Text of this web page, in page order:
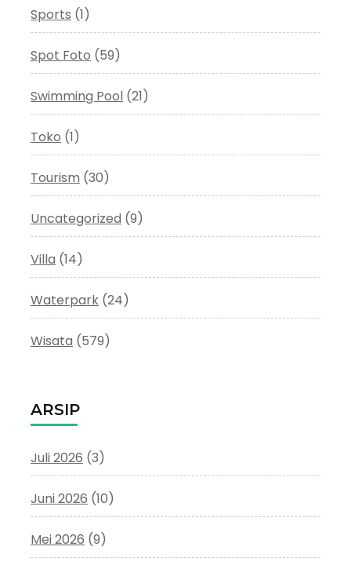
Sports (1)
Spot Foto (59)
Swimming Pool (21)
Toko (1)
Tourism (30)
Uncategorized (9)
Villa (14)
Waterpark (24)
Wisata (579)
ARSIP
Juli 2026 (3)
Juni 2026 (10)
Mei 2026 (9)